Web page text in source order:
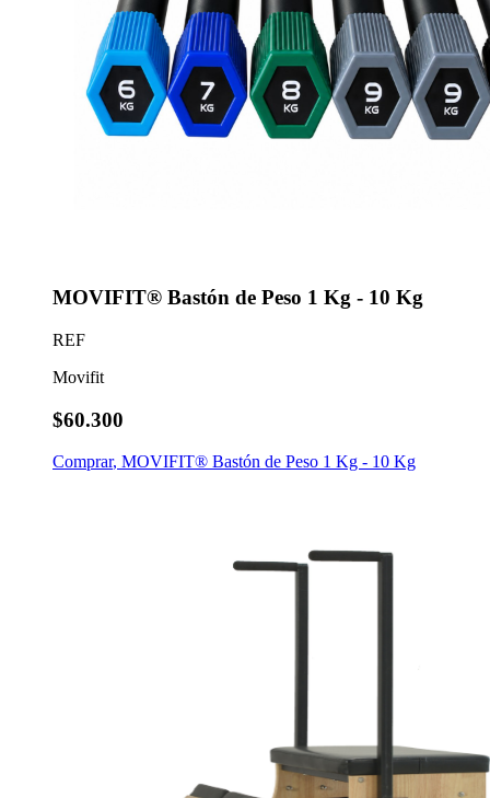
MOVIFIT® Bastón de Peso 1 Kg - 10 Kg
REF
Movifit
$60.300
Comprar, MOVIFIT® Bastón de Peso 1 Kg - 10 Kg